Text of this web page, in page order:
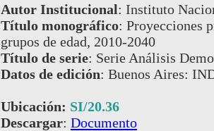
Autor Institucional: Instituto
Título monográfico: Proyecciones
grupos de edad, 2010-2040
Título de serie: Serie Análisis
Datos de edición: Buenos Aires:
Ubicación: SI/20.36
Descargar: Documento